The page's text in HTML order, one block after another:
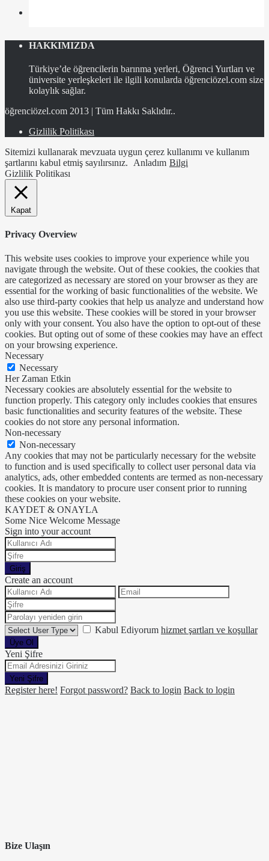
HAKKIMIZDA
Türkiye’de öğrencilerin barınma yerleri, Öğrenci Yurtları ve
üniversite yerleşkeleri ile ilgili konularda öğrenciözel.com size
kolaylık sağlar.
öğrenciözel.com 2013 | Tüm Hakkı Saklıdır..
Gizlilik Politikası
Sitemizi kullanarak mevzuata uygun çerez kullanımı ve kullanım
şartlarını kabul etmiş sayılırsınız.
Anladım Bilgi
Gizlilik Politikası
Kapat
Privacy Overview
This website uses cookies to improve your experience while you
navigate through the website. Out of these cookies, the cookies that
are categorized as necessary are stored on your browser as they are
essential for the working of basic functionalities of the website. We
also use third-party cookies that help us analyze and understand how
you use this website. These cookies will be stored in your browser
only with your consent. You also have the option to opt-out of these
cookies. But opting out of some of these cookies may have an effect
on your browsing experience.
Necessary
Necessary
Her Zaman Etkin
Necessary cookies are absolutely essential for the website to
function properly. This category only includes cookies that ensures
basic functionalities and security features of the website. These
cookies do not store any personal information.
Non-necessary
Non-necessary
Any cookies that may not be particularly necessary for the website
to function and is used specifically to collect user personal data via
analytics, ads, other embedded contents are termed as non-necessary
cookies. It is mandatory to procure user consent prior to running
these cookies on your website.
KAYDET & ONAYLA
Some Nice Welcome Message
Sign into your account
Giriş
Create an account
Kabul Ediyorum hizmet şartları ve koşullar
Üye Ol
Yeni Şifre
Yeni Şifre
Register here! Forgot password? Back to login Back to login
Bize Ulaşın